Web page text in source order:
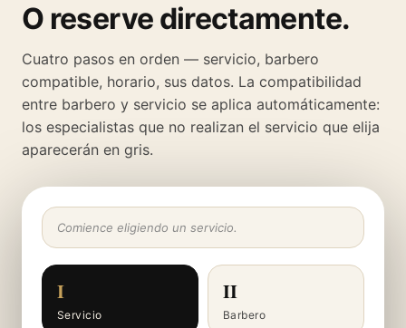
O reserve directamente.
Cuatro pasos en orden — servicio, barbero
compatible, horario, sus datos. La compatibilidad
entre barbero y servicio se aplica automáticamente:
los especialistas que no realizan el servicio que elija
aparecerán en gris.
Comience eligiendo un servicio.
I
Servicio
II
Barbero